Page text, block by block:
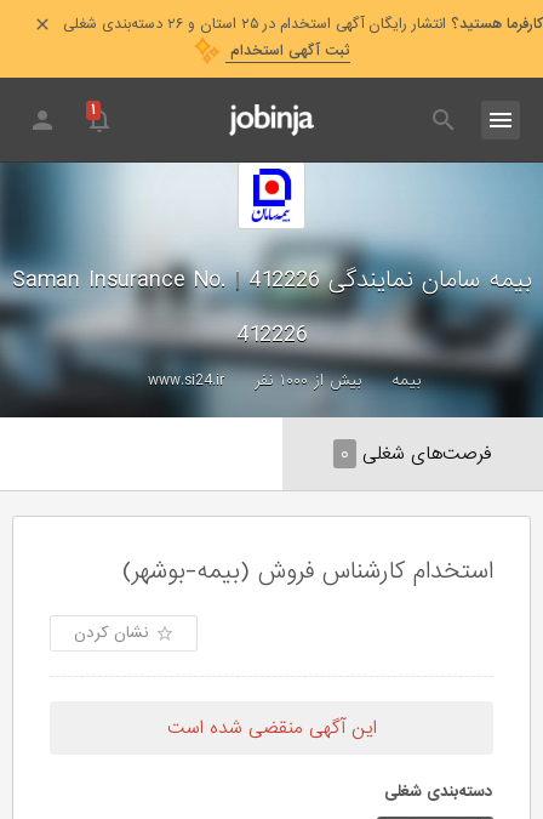
کارفرما هستید؟ انتشار رایگان آگهی استخدام در ۲۵ استان و ۲۶ دسته‌بندی شغلی
ثبت آگهی استخدام
۱
بیمه سامان نمایندگی 412226 |
Saman Insurance No.
412226
بیمه بیش از ۱۰۰۰ نفر www.si24.ir
فرصت‌های شغلی ۰
استخدام کارشناس فروش (بیمه-بوشهر)
نشان کردن
این آگهی منقضی شده است
دسته‌بندی شغلی